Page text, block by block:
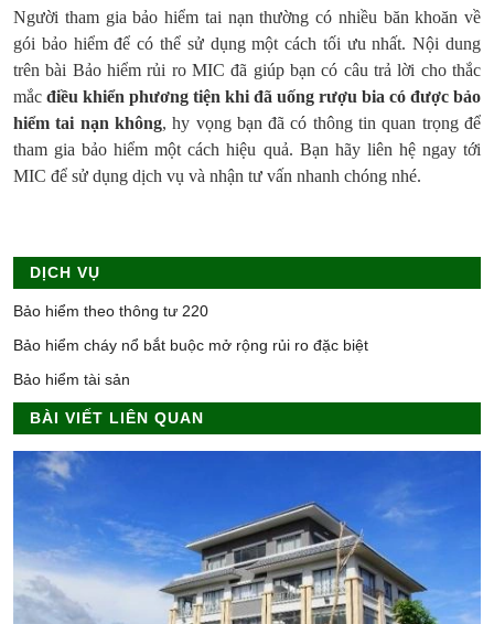
Người tham gia bảo hiểm tai nạn thường có nhiều băn khoăn về
gói bảo hiểm để có thể sử dụng một cách tối ưu nhất. Nội dung
trên bài Bảo hiểm rủi ro MIC đã giúp bạn có câu trả lời cho thắc
mắc điều khiển phương tiện khi đã uống rượu bia có được bảo
hiểm tai nạn không, hy vọng bạn đã có thông tin quan trọng để
tham gia bảo hiểm một cách hiệu quả. Bạn hãy liên hệ ngay tới
MIC để sử dụng dịch vụ và nhận tư vấn nhanh chóng nhé.
DỊCH VỤ
Bảo hiểm theo thông tư 220
Bảo hiểm cháy nổ bắt buộc mở rộng rủi ro đặc biệt
Bảo hiểm tài sản
BÀI VIẾT LIÊN QUAN